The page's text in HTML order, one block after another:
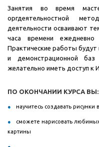
Занятия во время
оргдеятельностной
деятельности осваивают
часа времени
Практические работы будут
и демонстрационной
желательно иметь доступ к
ПО ОКОНЧАНИИ КУРСА ВЫ:
научитесь создавать
cможете нарисовать
картины